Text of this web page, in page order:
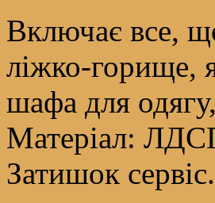
Включає все,
ліжко-горище,
шафа для
Матеріал:
Затишок сервіс.